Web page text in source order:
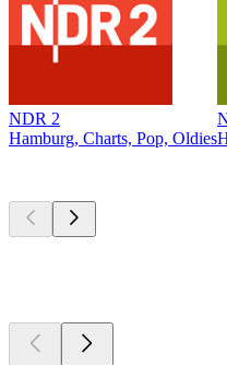
NDR 2
Hamburg, Charts, Pop, Oldies